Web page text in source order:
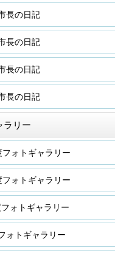
長の日記
長の日記
長の日記
長の日記
ラリー
ォトギャラリー
ォトギャラリー
ォトギャラリー
ォトギャラリー